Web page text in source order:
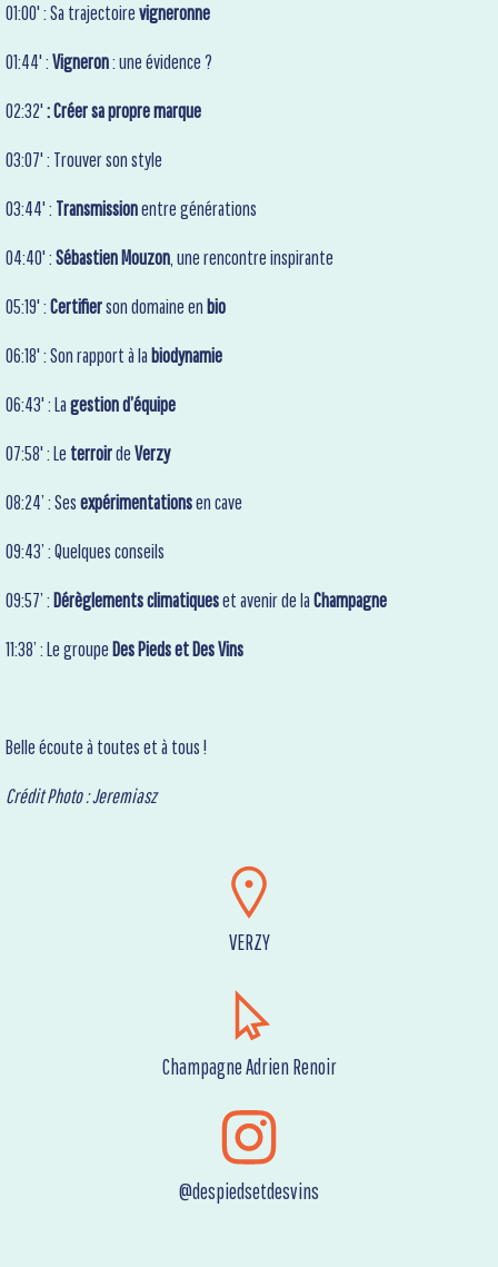
01:00' : Sa trajectoirevigneronne
01:44' :Vigneron: une évidence ?
02:32': Créer sa propre marque
03:07' : Trouver son style
03:44' : Transmissionentre générations
04:40' :Sébastien Mouzon, une rencontre inspirante
05:19' :Certifierson domaine en bio
06:18' : Son rapport à la biodynamie
06:43' : Lagestion d’équipe
07:58' : Le terroirdeVerzy
08:24’ : Sesexpérimentationsen cave
09:43’ : Quelques conseils
09:57’ : Dérèglements climatiqueset avenir de laChampagne
11:38’ : Le groupe Des Pieds et Des Vins
Belle écoute à toutes et à tous !
Crédit Photo : Jeremiasz
VERZY
Champagne Adrien Renoir
@despiedsetdesvins